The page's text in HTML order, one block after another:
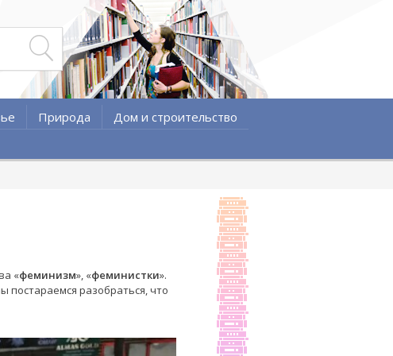
Природа
Дом и строительство
«феминизм», «феминистки».
постараемся разобраться, что